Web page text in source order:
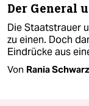
Der General
Die Staatstrauer
zu einen. Doch
Eindrücke aus
Von Rania Schwarz